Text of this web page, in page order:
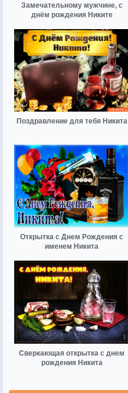
Замечательному мужчине, с
днём рождения Никите
Поздравление для тебя Никита
Открытка с Днем Рождения с
именем Никита
Сверкающая открытка с днем
рождения Никита